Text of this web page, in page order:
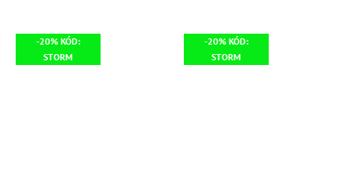
-20% KÓD:
STORM
-20% KÓD:
STORM